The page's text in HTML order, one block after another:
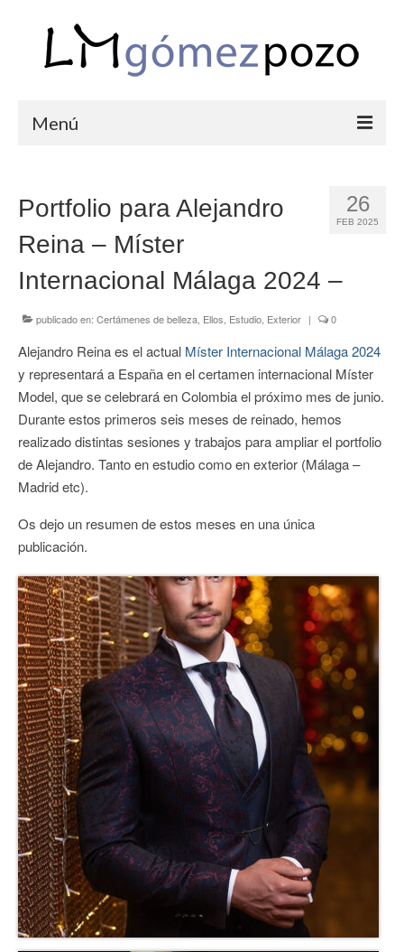
Menú
BODAS
COMUNIONES
CORPORATIVAS
SEMANA SANTA
BLOG
SOBRE LM
CONTACTO
26
FEB 2025
Portfolio para Alejandro
Reina – Míster
Internacional Málaga 2024 –
publicado en: Certámenes de belleza Ellos Estudio Exterior | 0
Alejandro Reina es el actual Míster Internacional Málaga 2024
y representará a España en el certamen internacional Míster
Model, que se celebrará en Colombia el próximo mes de junio.
Durante estos primeros seis meses de reinado, hemos
realizado distintas sesiones y trabajos para ampliar el portfolio
de Alejandro. Tanto en estudio como en exterior (Málaga –
Madrid etc).
Os dejo un resumen de estos meses en una única
publicación.